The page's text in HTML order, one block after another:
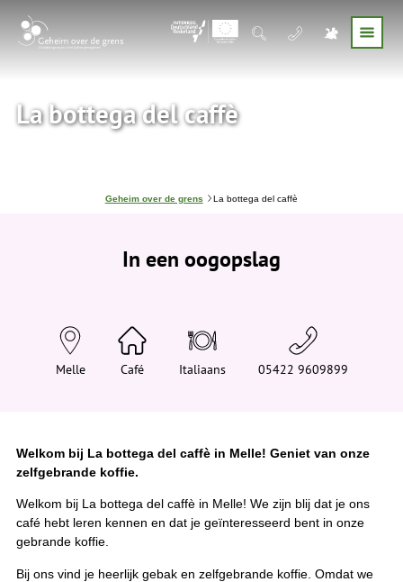
La bottega del caffè
J
Geheim over de grens La bottega del caffè
In een oogopslag
Melle Café Italiaans 05422 9609899
Welkom bij La bottega del caffè in Melle! Geniet van onze
zelfgebrande koffie.
Welkom bij La bottega del caffè in Melle! We zijn blij dat je ons
café hebt leren kennen en dat je geïnteresseerd bent in onze
gebrande koffie.
Bij ons vind je heerlijk gebak en zelfgebrande koffie. Omdat we